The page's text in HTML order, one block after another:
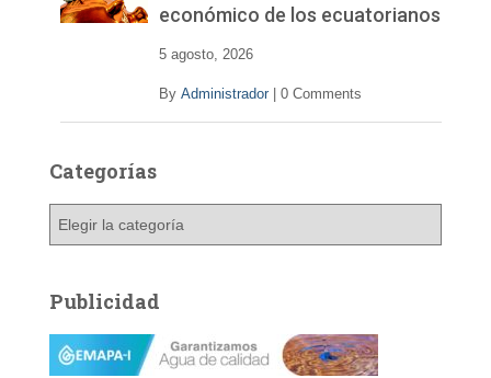
económico de los ecuatorianos
5 agosto, 2026
By Administrador 0 Comments
Categorías
g
o
Publicidad